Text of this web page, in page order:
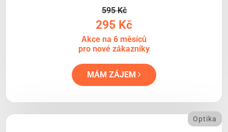
595 Kč
295 Kč
Akce na 6 měsíců
pro nové zákazníky
MÁM ZÁJEM
Optika